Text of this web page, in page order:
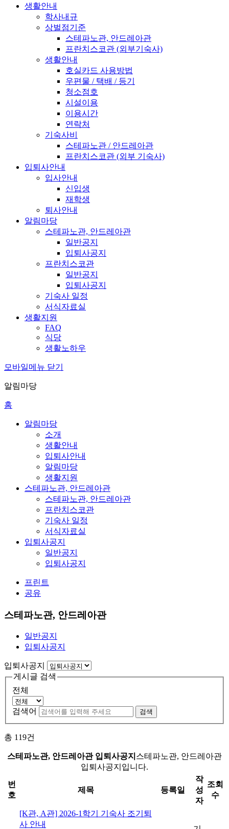
생활안내
학사내규
상벌점기준
스테파노관, 안드레아관
프란치스코관 (외부기숙사)
생활안내
호실카드 사용방법
우편물 / 택배 / 등기
청소점호
시설이용
이용시간
연락처
기숙사비
스테파노관 / 안드레아관
프란치스코관 (외부 기숙사)
입퇴사안내
입사안내
신입생
재학생
퇴사안내
알림마당
스테파노관, 안드레아관
일반공지
입퇴사공지
프란치스코관
일반공지
입퇴사공지
기숙사 일정
서식자료실
생활지원
FAQ
식당
생활노하우
모바일메뉴 닫기
알림마당
홈
알림마당
소개
생활안내
입퇴사안내
알림마당
생활지원
스테파노관, 안드레아관
스테파노관, 안드레아관
프란치스코관
기숙사 일정
서식자료실
입퇴사공지
일반공지
입퇴사공지
프린트
공유
스테파노관, 안드레아관
일반공지
입퇴사공지
입퇴사공지
게시글 검색
전체
검색어 검색
총 119건
스테파노관, 안드레아관 입퇴사공지 스테파노관, 안드레아관
입퇴사공지입니다.
번
호
제목 등록일
작
성
자
조회
수
[K관, A관] 2026-1학기 기숙사 조기퇴
사 안내